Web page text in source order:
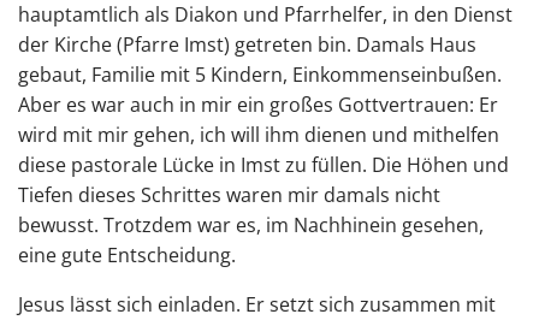
hauptamtlich als Diakon und Pfarrhelfer, in den Dienst
der Kirche (Pfarre Imst) getreten bin. Damals Haus
gebaut, Familie mit 5 Kindern, Einkommenseinbußen.
Aber es war auch in mir ein großes Gottvertrauen: Er
wird mit mir gehen, ich will ihm dienen und mithelfen
diese pastorale Lücke in Imst zu füllen. Die Höhen und
Tiefen dieses Schrittes waren mir damals nicht
bewusst. Trotzdem war es, im Nachhinein gesehen,
eine gute Entscheidung.
Jesus lässt sich einladen. Er setzt sich zusammen mit